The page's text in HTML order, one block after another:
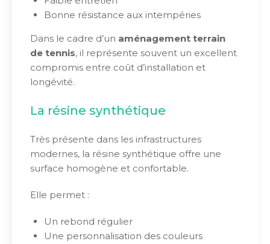
Bonne résistance aux intempéries
Dans le cadre d’un aménagement terrain
de tennis, il représente souvent un excellent
compromis entre coût d’installation et
longévité.
La résine synthétique
Très présente dans les infrastructures
modernes, la résine synthétique offre une
surface homogène et confortable.
Elle permet :
Un rebond régulier
Une personnalisation des couleurs